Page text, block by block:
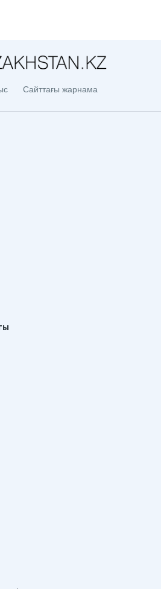
Сайттағы жарнама